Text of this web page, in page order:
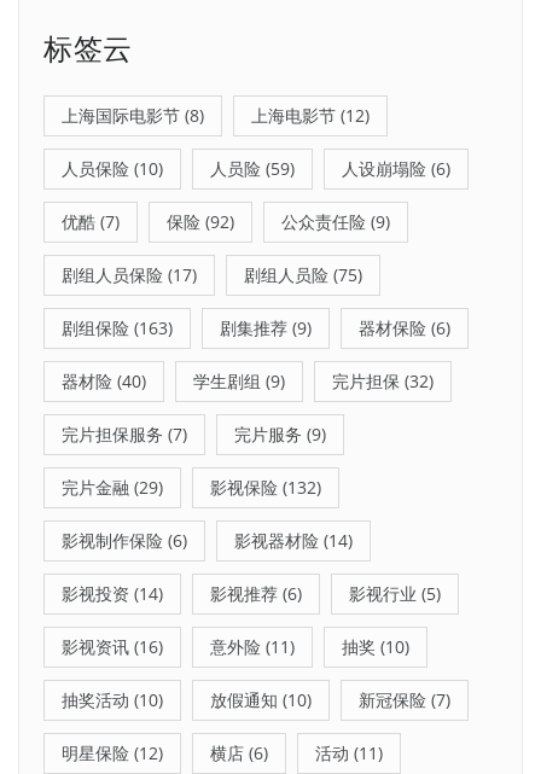
标签云
上海国际电影节 (8) 上海电影节 (12)
人员保险 (10) 人员险 (59) 人设崩塌险 (6)
优酷 (7) 保险 (92) 公众责任险 (9)
剧组人员保险 (17) 剧组人员险 (75)
剧组保险 (163) 剧集推荐 (9) 器材保险 (6)
器材险 (40) 学生剧组 (9) 完片担保 (32)
完片担保服务 (7) 完片服务 (9)
完片金融 (29) 影视保险 (132)
影视制作保险 (6) 影视器材险 (14)
影视投资 (14) 影视推荐 (6) 影视行业 (5)
影视资讯 (16) 意外险 (11) 抽奖 (10)
抽奖活动 (10) 放假通知 (10) 新冠保险 (7)
明星保险 (12) 横店 (6) 活动 (11)